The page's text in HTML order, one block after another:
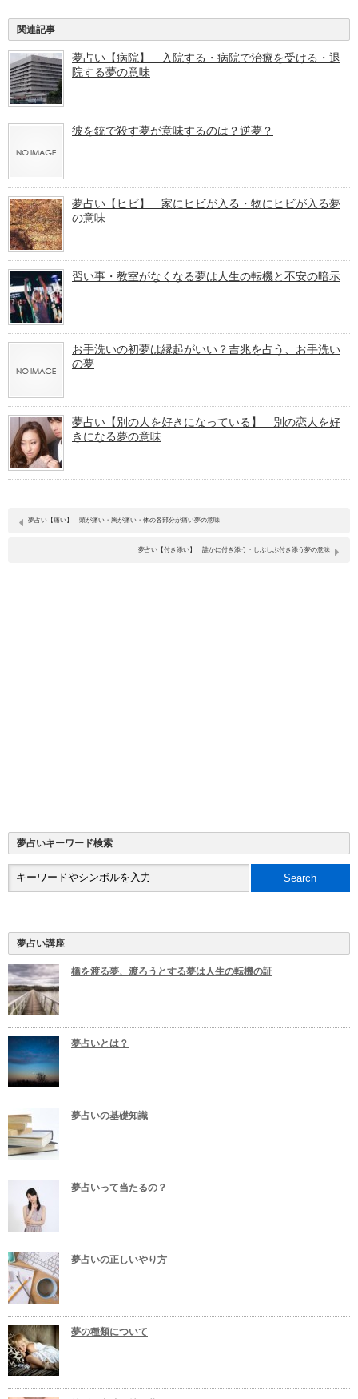
関連記事
夢占い【病院】 入院する・病院で治療を受ける・退
院する夢の意味
彼を銃で殺す夢が意味するのは？逆夢？
夢占い【ヒビ】 家にヒビが入る・物にヒビが入る夢
の意味
習い事・教室がなくなる夢は人生の転機と不安の暗示
お手洗いの初夢は縁起がいい？吉兆を占う、お手洗い
の夢
夢占い【別の人を好きになっている】 別の恋人を好
きになる夢の意味
夢占い【痛い】 頭が痛い・胸が痛い・体の各部分が痛い夢の意味
夢占い【付き添い】 誰かに付き添う・しぶしぶ付き添う夢の意味
夢占いキーワード検索
夢占い講座
橋を渡る夢、渡ろうとする夢は人生の転機の証
夢占いとは？
夢占いの基礎知識
夢占いって当たるの？
夢占いの正しいやり方
夢の種類について